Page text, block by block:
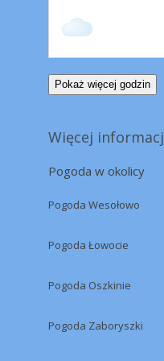
Pokaż więcej godzin
Więcej
Pogoda w okolicy
Pogoda Wesołowo
Pogoda Łowocie
Pogoda Oszkinie
Pogoda Zaboryszki